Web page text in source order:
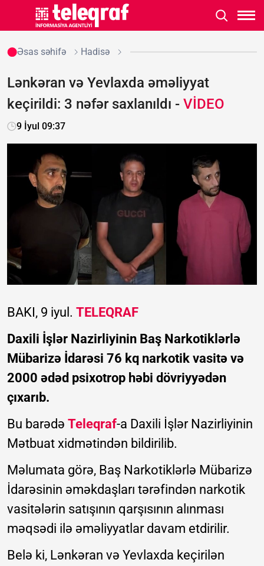
Əsas səhifə Hadisə
Lənkəran və Yevlaxda əməliyyat
keçirildi: 3 nəfər saxlanıldı - VİDEO
9 İyul 09:37
BAKI, 9 iyul. TELEQRAF
Daxili İşlər Nazirliyinin Baş Narkotiklərlə
Mübarizə İdarəsi 76 kq narkotik vasitə və
2000 ədəd psixotrop həbi dövriyyədən
çıxarıb.
Bu barədə Teleqraf-a Daxili İşlər Nazirliyinin
Mətbuat xidmətindən bildirilib.
Məlumata görə, Baş Narkotiklərlə Mübarizə
İdarəsinin əməkdaşları tərəfindən narkotik
vasitələrin satışının qarşısının alınması
məqsədi ilə əməliyyatlar davam etdirilir.
Belə ki, Lənkəran və Yevlaxda keçirilən